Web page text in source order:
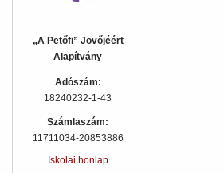
„A Petőfi” Jövőjéért
Alapítvány
Adószám:
18240232-1-43
Számlaszám:
11711034-20853886
Iskolai honlap